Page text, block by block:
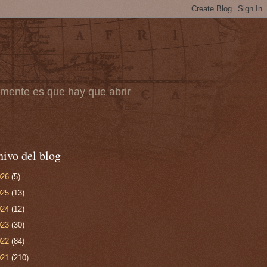
es que hay que abrir
del blog
(5)
(13)
(12)
(30)
(84)
(210)